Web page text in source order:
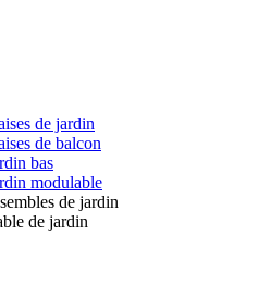
de jardin
de balcon
bas
modulable
de jardin
de jardin